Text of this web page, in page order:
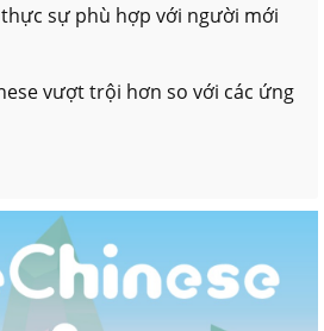
sự phù hợp với người mới
vượt trội hơn so với các ứng